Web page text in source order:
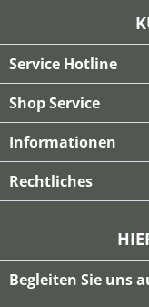
Service Hotline
Shop Service
Informationen
Rechtliches
Begleiten Sie uns